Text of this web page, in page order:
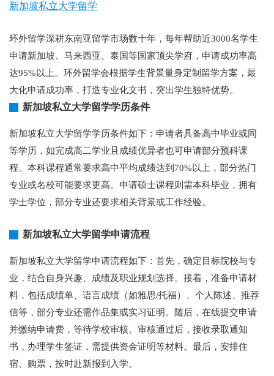
新加坡私立大学留学
环外留学深耕东南亚留学市场数十年，每年帮助近3000名学生
申请新加坡、马来西亚、泰国等国家顶尖学府，申请成功率高
达95%以上。环外留学会根据学生背景量身定制留学方案，最
大化申请成功率，打造专业化文书，突出学生独特优势。
新加坡私立大学留学学历条件
新加坡私立大学留学学历条件如下：申请者具备高中毕业或同
等学历，如完成高二学业且成绩优异者也可申请部分预科课
程。本科课程通常要求高中平均成绩达到70%以上，部分热门
专业或名校可能要求更高。申请硕士课程则需本科毕业，拥有
学士学位，部分专业还要求相关背景或工作经验。
新加坡私立大学留学申请流程
新加坡私立大学留学申请流程如下：首先，确定目标院校与专
业，结合自身兴趣、成绩及职业规划选择。接着，准备申请材
料，包括成绩单、语言成绩（如雅思/托福）、个人陈述、推荐
信等，部分专业还需作品集或实习证明。随后，在线提交申请
并缴纳申请费，等待学校审核。审核通过后，接收录取通知
书，办理学生签证，需提供资金证明等材料。最后，安排住
宿、购票，按时赴新报到入学。